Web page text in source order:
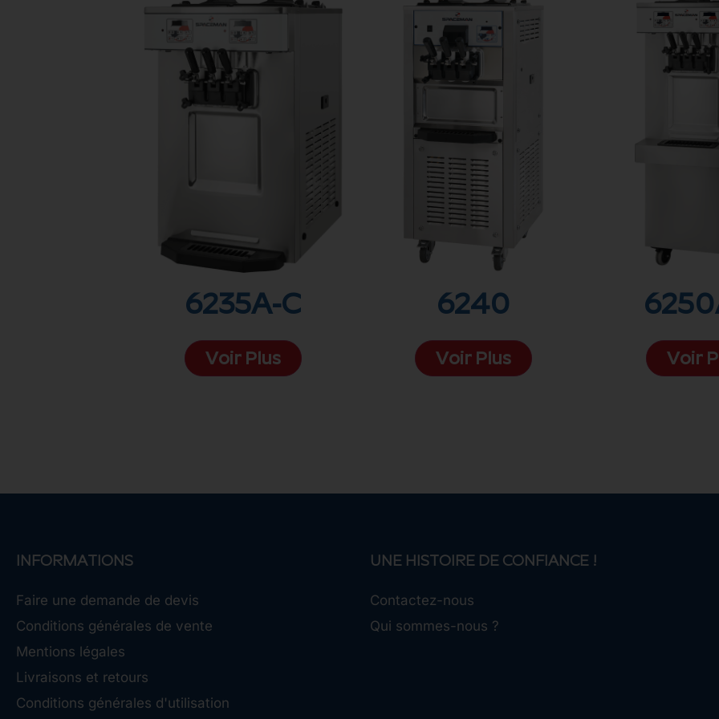
6235A-C
Voir Plus
6240
Voir Plus Voir
INFORMATIONS
Faire une demande de devis
Conditions générales de vente
Mentions légales
Livraisons et retours
Conditions générales d'utilisation
UNE HISTOIRE DE CONFIANCE !
Contactez-nous
Qui sommes-nous ?